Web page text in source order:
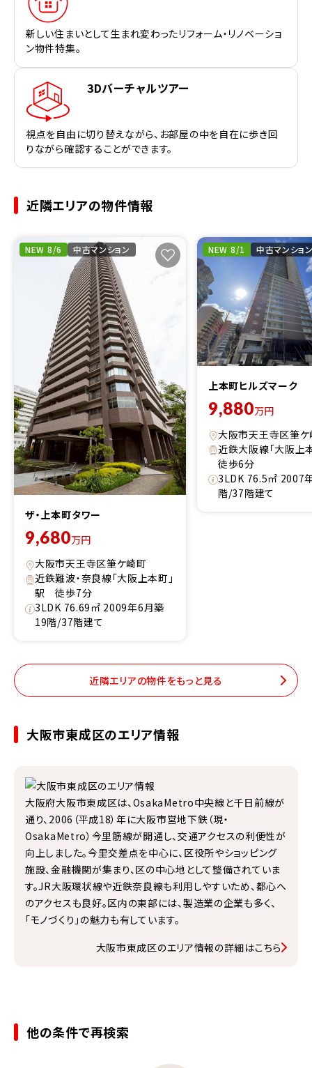
新しい住まいとして生まれ変わったリフォーム・リノベーショ
ン物件特集。
3Dバーチャルツアー
視点を自由に切り替えながら、お部屋の中を自在に歩き回
りながら確認することができます。
近隣エリアの物件情報
NEW 8/6 中古マンション
ザ・上本町タワー
9,680万円
大阪市天王寺区筆ケ崎町
近鉄難波・奈良線「大阪上本町」
駅 徒歩7分
3LDK 76.69㎡ 2009年6月築
19階/37階建て
NEW 8/1 中古マンショ
上本町ヒルズマーク
9,880万円
大阪市天王寺区筆
近鉄大阪線「大阪
徒歩6分
3LDK 76.5㎡ 2007
階/37階建て
近隣エリアの物件をもっと見る
大阪市東成区のエリア情報
大阪府大阪市東成区は、OsakaMetro中央線と千日前線が
通り、2006（平成18）年に大阪市営地下鉄（現・
OsakaMetro）今里筋線が開通し、交通アクセスの利便性が
向上しました。今里交差点を中心に、区役所やショッピング
施設、金融機関が集まり、区の中心地として整備されていま
す。JR大阪環状線や近鉄奈良線も利用しやすいため、都心へ
のアクセスも良好。区内の東部には、製造業の企業も多く、
「モノづくり」の魅力も有しています。
大阪市東成区のエリア情報の詳細はこちら
他の条件で再検索